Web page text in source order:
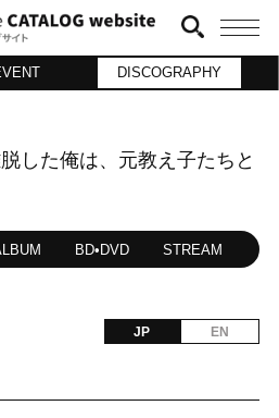
DISCOGRAPHY
した俺は、元教え子たちと
BD•DVD STREAM
JP EN